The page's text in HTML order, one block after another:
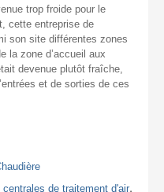
trop froide pour le
cette entreprise de
son site différentes zones
la zone d’accueil aux
devenue plutôt fraîche,
et de sorties de ces
centrales de traitement d'air,